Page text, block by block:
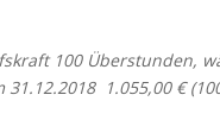
100 Überstunden,
31.12.2018 1.055,00 €